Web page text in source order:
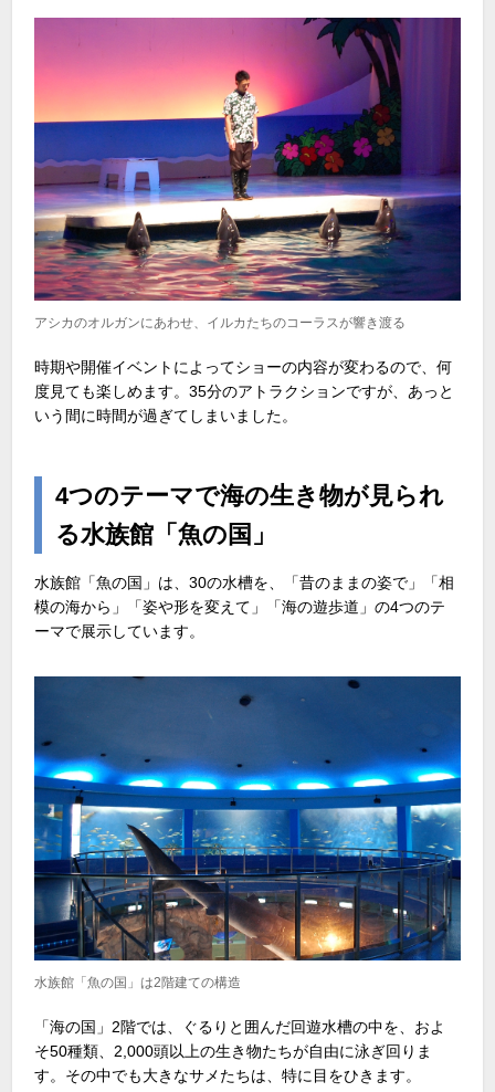
アシカのオルガンにあわせ、イルカたちのコーラスが響き渡る
時期や開催イベントによってショーの内容が変わるので、何
度見ても楽しめます。35分のアトラクションですが、あっと
いう間に時間が過ぎてしまいました。
4つのテーマで海の生き物が見られ
る水族館「魚の国」
水族館「魚の国」は、30の水槽を、「昔のままの姿で」「相
模の海から」「姿や形を変えて」「海の遊歩道」の4つのテ
ーマで展示しています。
水族館「魚の国」は2階建ての構造
「海の国」2階では、ぐるりと囲んだ回遊水槽の中を、およ
そ50種類、2,000頭以上の生き物たちが自由に泳ぎ回りま
す。その中でも大きなサメたちは、特に目をひきます。